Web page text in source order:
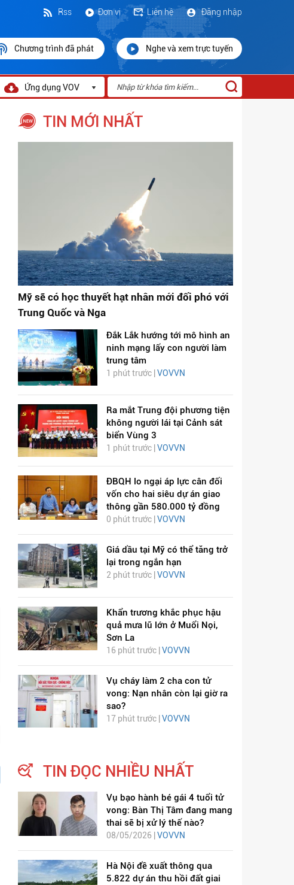
Đăng nhập
Liên hệ
Đơn vị
Rss
Chương trình đã phát Nghe và xem trực tuyến
Ứng dụng VOV
TIN MỚI NHẤT
Mỹ sẽ có học thuyết hạt nhân mới đối phó với
Trung Quốc và Nga
Đắk Lắk hướng tới mô hình an
ninh mạng lấy con người làm
trung tâm
1 phút trước | VOVVN
Ra mắt Trung đội phương tiện
không người lái tại Cảnh sát
biển Vùng 3
1 phút trước | VOVVN
ĐBQH lo ngại áp lực cân đối
vốn cho hai siêu dự án giao
thông gần 580.000 tỷ đồng
0 phút trước | VOVVN
Giá dầu tại Mỹ có thể tăng trở
lại trong ngắn hạn
2 phút trước | VOVVN
Khẩn trương khắc phục hậu
quả mưa lũ lớn ở Muổi Nọi,
Sơn La
16 phút trước | VOVVN
Vụ cháy làm 2 cha con tử
vong: Nạn nhân còn lại giờ ra
sao?
17 phút trước | VOVVN
TIN ĐỌC NHIỀU NHẤT
Vụ bạo hành bé gái 4 tuổi tử
vong: Bàn Thị Tâm đang mang
thai sẽ bị xử lý thế nào?
08/05/2026 | VOVVN
Hà Nội đề xuất thông qua
5.822 dự án thu hồi đất giai